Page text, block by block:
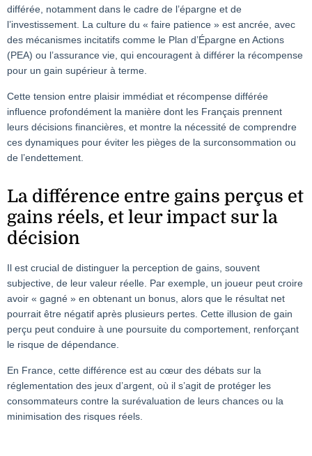
différée, notamment dans le cadre de l’épargne et de
l’investissement. La culture du « faire patience » est ancrée, avec
des mécanismes incitatifs comme le Plan d’Épargne en Actions
(PEA) ou l’assurance vie, qui encouragent à différer la récompense
pour un gain supérieur à terme.
Cette tension entre plaisir immédiat et récompense différée
influence profondément la manière dont les Français prennent
leurs décisions financières, et montre la nécessité de comprendre
ces dynamiques pour éviter les pièges de la surconsommation ou
de l’endettement.
La différence entre gains perçus et
gains réels, et leur impact sur la
décision
Il est crucial de distinguer la perception de gains, souvent
subjective, de leur valeur réelle. Par exemple, un joueur peut croire
avoir « gagné » en obtenant un bonus, alors que le résultat net
pourrait être négatif après plusieurs pertes. Cette illusion de gain
perçu peut conduire à une poursuite du comportement, renforçant
le risque de dépendance.
En France, cette différence est au cœur des débats sur la
réglementation des jeux d’argent, où il s’agit de protéger les
consommateurs contre la surévaluation de leurs chances ou la
minimisation des risques réels.